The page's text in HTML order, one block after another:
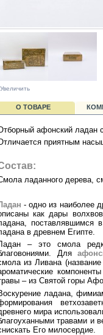
Увеличить
О ТОВАРЕ
афонский ладан
приятным
ладанного дерева,
- одно из наиболее
как дары
поставлявшимся
в древнем Египте.
– это смола
Для
из Ливана
– из Святой горы
ладана,
мира
травами и
Его милосердие.